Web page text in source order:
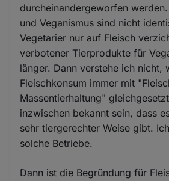
durcheinandergeworfen
und Veganismus sind nicht
Vegetarier nur auf Fleisch
verbotener Tierprodukte für
länger. Dann verstehe ich nicht,
Fleischkonsum immer mit
Massentierhaltung"
inzwischen bekannt sein, dass
sehr tiergerechter Weise gibt.
solche Betriebe.
Dann ist die Begründung für